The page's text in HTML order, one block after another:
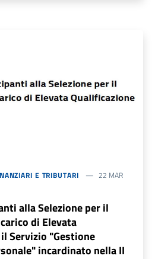
E TRIBUTARI
22 MAR
alla Selezione per il
di Elevata
Servizio "Gestione
incardinato nella II